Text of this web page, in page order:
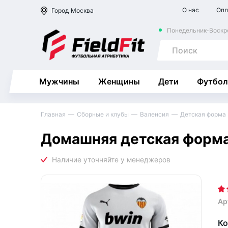
Город Москва О нас
Понедельник-
Мужчины Женщины Дети
Главная Сборные и клубы Валенсия Детская форма
Домашняя детская